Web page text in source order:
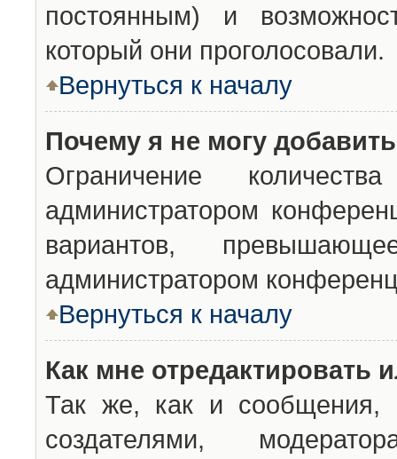
постоянным) и
который они проголосовали.
Вернуться к началу
Почему я не могу
Ограничение
администратором
вариантов,
администратором
Вернуться к началу
Как мне отредактировать
Так же, как и сообщения,
создателями,